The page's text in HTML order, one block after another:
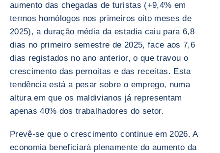
aumento das chegadas de turistas (+9,4% em
termos homólogos nos primeiros oito meses de
2025), a duração média da estadia caiu para 6,8
dias no primeiro semestre de 2025, face aos 7,6
dias registados no ano anterior, o que travou o
crescimento das pernoitas e das receitas. Esta
tendência está a pesar sobre o emprego, numa
altura em que os maldivianos já representam
apenas 40% dos trabalhadores do setor.
Prevê-se que o crescimento continue em 2026. A
economia beneficiará plenamente do aumento da